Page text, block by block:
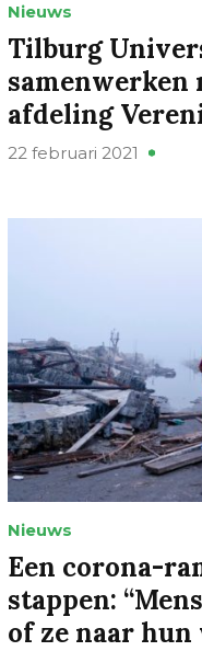
Nieuws
Tilburg
afdeling
22 februari 2021
Nieuws
Een corona-
stappen:
of ze naar